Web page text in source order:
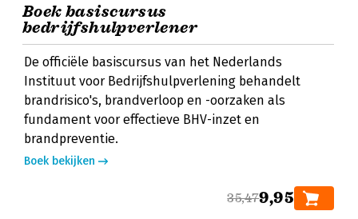
Boek basiscursus
bedrijfshulpverlener
De officiële basiscursus van het Nederlands
Instituut voor Bedrijfshulpverlening behandelt
brandrisico's, brandverloop en -oorzaken als
fundament voor effectieve BHV-inzet en
brandpreventie.
Boek bekijken
35,479,95